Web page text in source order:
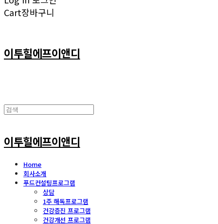
Cart장바구니
이투힐에프이앤디
이투힐에프이앤디
Home
회사소개
푸드컨설팅프로그램
상담
1주 해독프로그램
건강증진 프로그램
건강개선 프로그램